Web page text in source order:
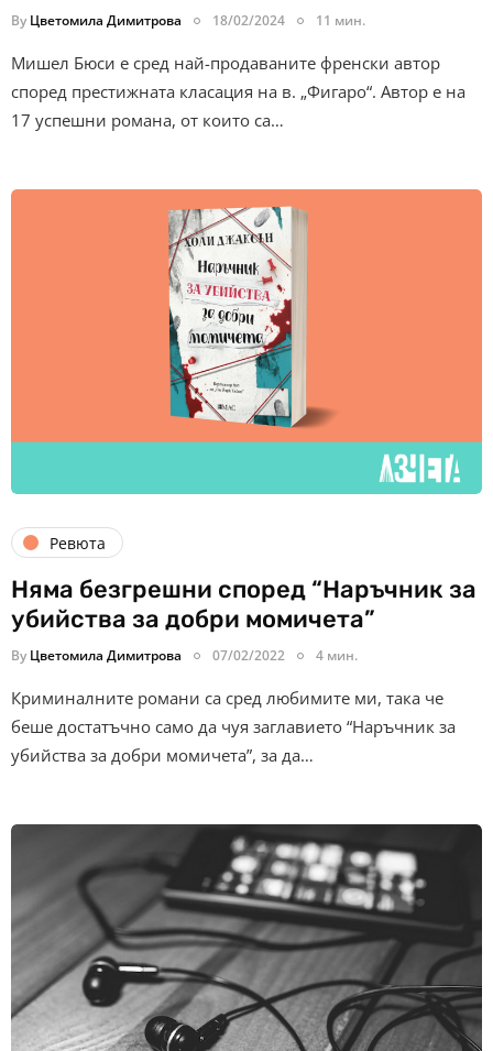
By Цветомила Димитрова 18/02/2024 11 мин.
Мишел Бюси е сред най-продаваните френски автор
според престижната класация на в. „Фигаро“. Автор е на
17 успешни романа, от които са…
Ревюта
Няма безгрешни според “Наръчник за
убийства за добри момичета”
By Цветомила Димитрова 07/02/2022 4 мин.
Криминалните романи са сред любимите ми, така че
беше достатъчно само да чуя заглавието “Наръчник за
убийства за добри момичета”, за да…